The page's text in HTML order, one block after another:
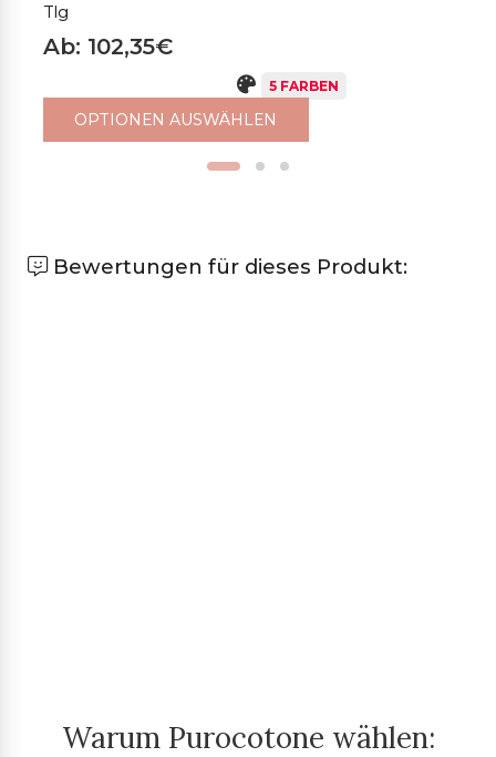
Tlg
Ab: 102,35€
5 FARBEN
OPTIONEN AUSWÄHLEN
Bewertungen für dieses Produkt:
Warum Purocotone wählen: